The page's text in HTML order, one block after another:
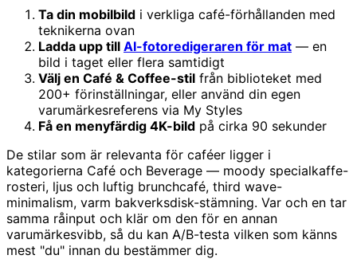
Ta din mobilbild i verkliga café-förhållanden med
teknikerna ovan
Ladda upp till AI-fotoredigeraren för mat — en
bild i taget eller flera samtidigt
Välj en Café & Coffee-stil från biblioteket med
200+ förinställningar, eller använd din egen
varumärkesreferens via My Styles
Få en menyfärdig 4K-bild på cirka 90 sekunder
De stilar som är relevanta för caféer ligger i
kategorierna Café och Beverage — moody specialkaffe-
rosteri, ljus och luftig brunchcafé, third wave-
minimalism, varm bakverksdisk-stämning. Var och en tar
samma råinput och klär om den för en annan
varumärkesvibb, så du kan A/B-testa vilken som känns
mest "du" innan du bestämmer dig.